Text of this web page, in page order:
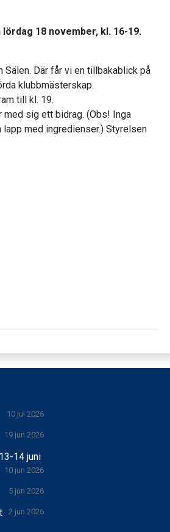
18 november, kl. 16-19.
Där får vi en tillbakablick på
klubbmästerskap.
till kl. 19.
med sig ett bidrag. (Obs! Inga
med ingredienser.) Styrelsen
10 jul 2026
19 jun 2026
14 juni
10 jun 2026
5 jun 2026
2 jun 2026